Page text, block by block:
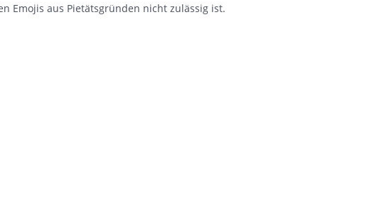
Emojis aus Pietätsgründen nicht zulässig ist.